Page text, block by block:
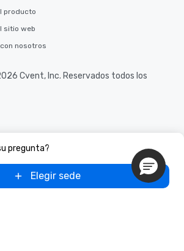
pregunta?
Elegir sede
producto
sitio web
nosotros
Cvent, Inc. Reservados todos los